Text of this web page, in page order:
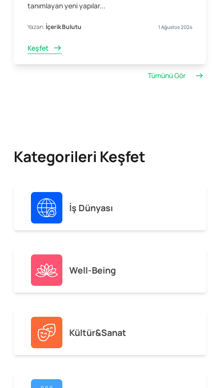
tanımlayan yeni yapılar...
Yazan:İçerik Bulutu 1 Ağustos 2024
Keşfet
Tümünü Gör
Kategorileri Keşfet
İş Dünyası
Well-Being
Kültür&Sanat